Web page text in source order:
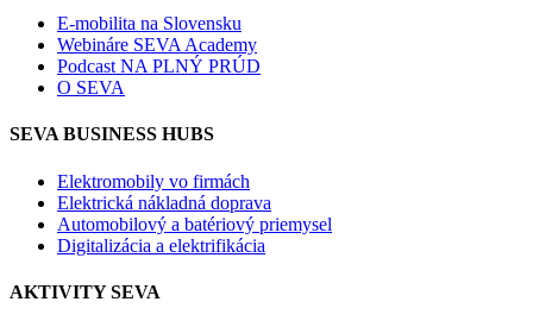
E-mobilita na Slovensku
Webináre SEVA Academy
Podcast NA PLNÝ PRÚD
O SEVA
SEVA BUSINESS HUBS
Elektromobily vo firmách
Elektrická nákladná doprava
Automobilový a batériový priemysel
Digitalizácia a elektrifikácia
AKTIVITY SEVA